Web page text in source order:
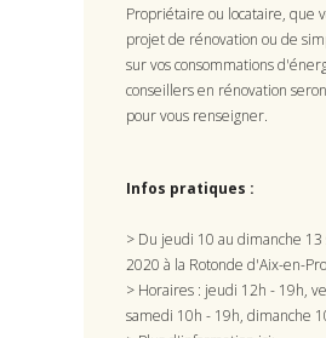
Propriétaire ou locataire, que
projet de rénovation ou de
sur vos consommations
conseillers en rénovation
pour vous renseigner.
Infos pratiques :
> Du jeudi 10 au dimanche
2020 à la Rotonde d'Aix-en-
> Horaires : jeudi 12h - 19h,
samedi 10h - 19h, dimanche